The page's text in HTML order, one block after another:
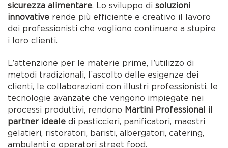
sicurezza alimentare. Lo sviluppo disoluzioni
innovative rende più efficiente e creativo il lavoro
dei professionisti che vogliono continuare a stupire
i loro clienti.
L’attenzione per le materie prime, l’utilizzo di
metodi tradizionali, l’ascolto delle esigenze dei
clienti, le collaborazioni con illustri professionisti, le
tecnologie avanzate che vengono impiegate nei
processi produttivi, rendono Martini Professional il
partner ideale di pasticcieri, panificatori, maestri
gelatieri, ristoratori, baristi, albergatori, catering,
ambulanti e operatori street food.